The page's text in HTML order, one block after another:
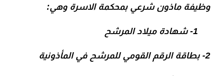
وظيفة ماذون شرعي بمحكمة الاسرة وهي:
-1شهادة ميلاد المرشح
2- بطاقة الرقم القومي للمرشح في المأذونية